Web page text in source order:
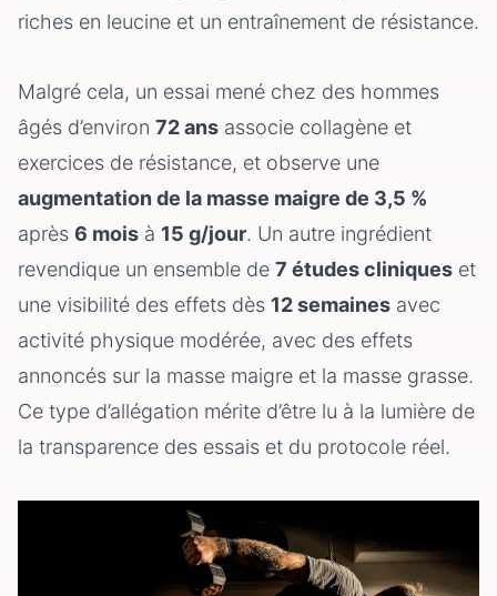
riches en leucine et un entraînement de résistance.
Malgré cela, un essai mené chez des hommes
âgés d’environ 72 ans associe collagène et
exercices de résistance, et observe une
augmentation de la masse maigre de 3,5 %
après 6 mois à 15 g/jour. Un autre ingrédient
revendique un ensemble de 7 études cliniques et
une visibilité des effets dès 12 semaines avec
activité physique modérée, avec des effets
annoncés sur la masse maigre et la masse grasse.
Ce type d’allégation mérite d’être lu à la lumière de
la transparence des essais et du protocole réel.